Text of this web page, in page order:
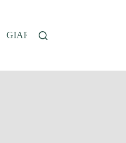
GIARDINAGGIO